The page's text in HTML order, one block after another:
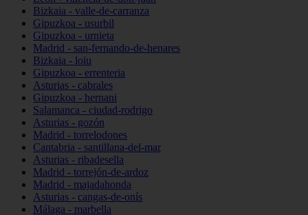
Bizkaia - valle-de-carranza
Gipuzkoa - usurbil
Gipuzkoa - urnieta
Madrid - san-fernando-de-henares
Bizkaia - loiu
Gipuzkoa - errenteria
Asturias - cabrales
Gipuzkoa - hernani
Salamanca - ciudad-rodrigo
Asturias - gozón
Madrid - torrelodones
Cantabria - santillana-del-mar
Asturias - ribadesella
Madrid - torrejón-de-ardoz
Madrid - majadahonda
Asturias - cangas-de-onís
Málaga - marbella